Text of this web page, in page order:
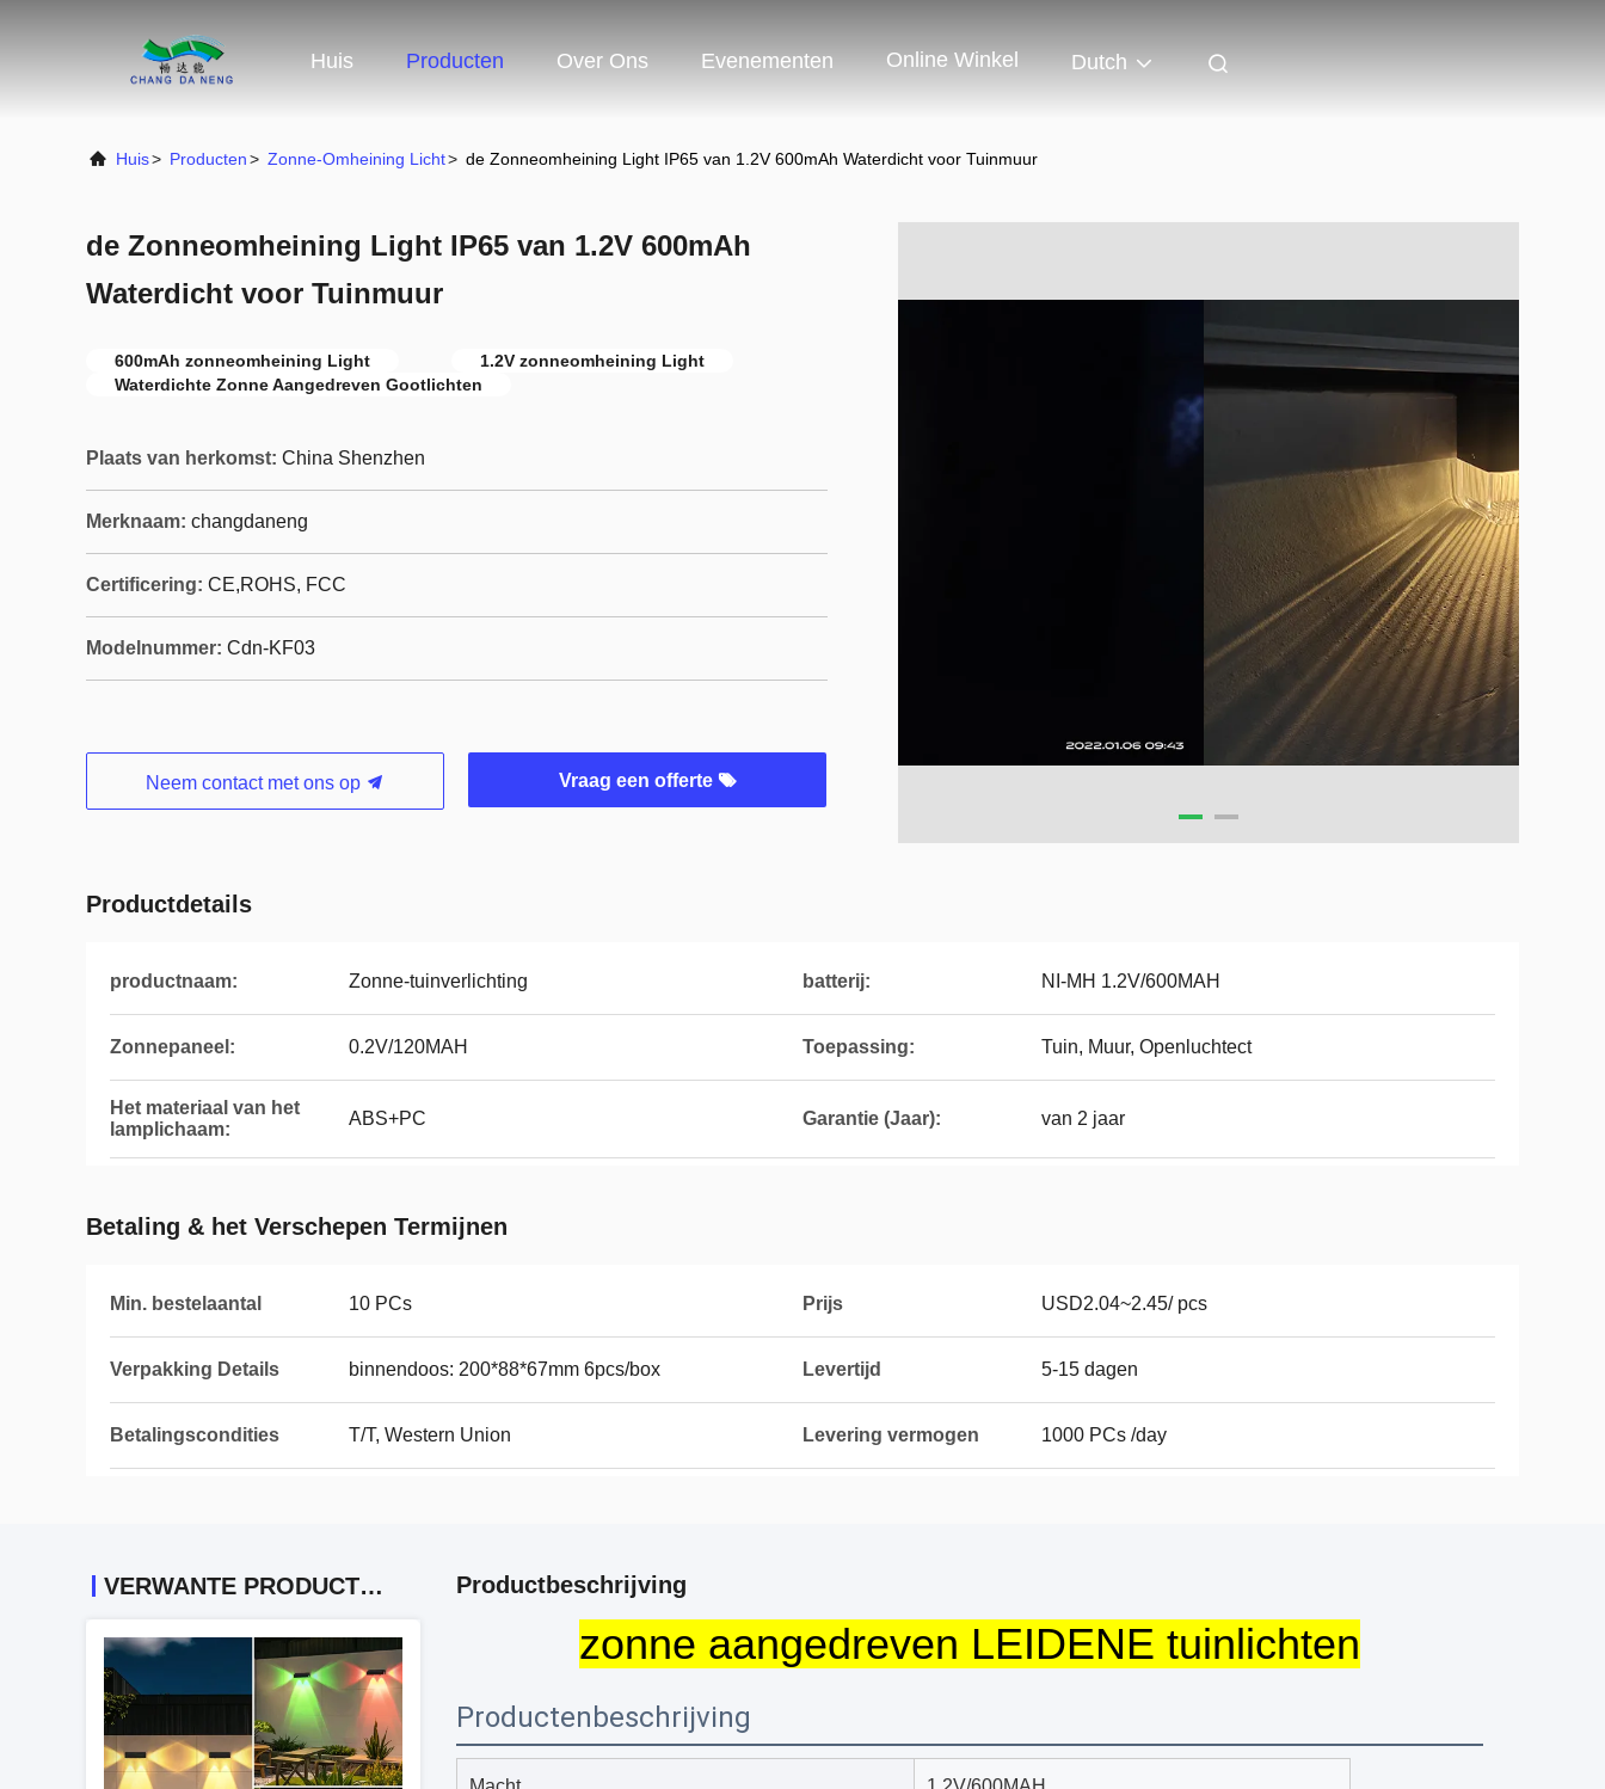
Huis Producten Over Ons Evenementen Online Winkel Dutch
Huis> Producten> Zonne-Omheining Licht> de Zonneomheining Light IP65 van 1.2V 600mAh Waterdicht voor Tuinmuur
de Zonneomheining Light IP65 van 1.2V 600mAh
Waterdicht voor Tuinmuur
600mAh zonneomheining Light
1.2V zonneomheining Light
Waterdichte Zonne Aangedreven Gootlichten
Plaats van herkomst: China Shenzhen
Merknaam: changdaneng
Certificering: CE,ROHS, FCC
Modelnummer: Cdn-KF03
Neem contact met ons op Vraag een offerte
Productdetails
productnaam: Zonne-tuinverlichting batterij: NI-MH 1.2V/600MAH
Zonnepaneel: 0.2V/120MAH Toepassing: Tuin, Muur, Openluchtect
Het materiaal van het
lamplichaam:
ABS+PC Garantie (Jaar): van 2 jaar
Betaling & het Verschepen Termijnen
Min. bestelaantal 10 PCs Prijs USD2.04~2.45/ pcs
Verpakking Details binnendoos: 200*88*67mm 6pcs/box Levertijd 5-15 dagen
Betalingscondities T/T, Western Union Levering vermogen 1000 PCs /day
VERWANTE PRODUCTEN Productbeschrijving
zonne aangedreven LEIDENE tuinlichten
Productenbeschrijving